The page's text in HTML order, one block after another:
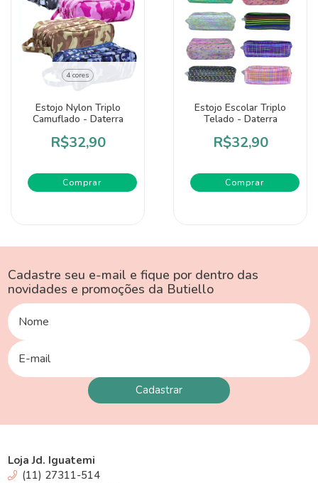
4 cores
Estojo Nylon Triplo
Camuflado - Daterra
R$32,90
Comprar
Estojo Escolar Triplo
Telado - Daterra
R$32,90
Comprar
Cadastre seu e-mail e fique por dentro das
novidades e promoções da Butiello
Loja Jd. Iguatemi
(11) 27311-514